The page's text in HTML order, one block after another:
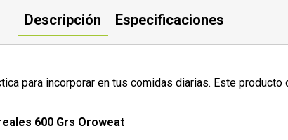
Descripción Especificaciones
para incorporar en tus comidas diarias. Este
600 Grs Oroweat